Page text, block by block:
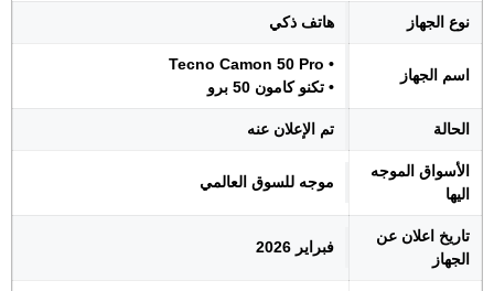
نوع الجهاز هاتف ذكي
اسم الجهاز
• Tecno Camon 50 Pro
• تكنو كامون 50 برو
الحالة تم الإعلان عنه
الأسواق الموجه
اليها
موجه للسوق العالمي
تاريخ اعلان عن
الجهاز
فبراير 2026